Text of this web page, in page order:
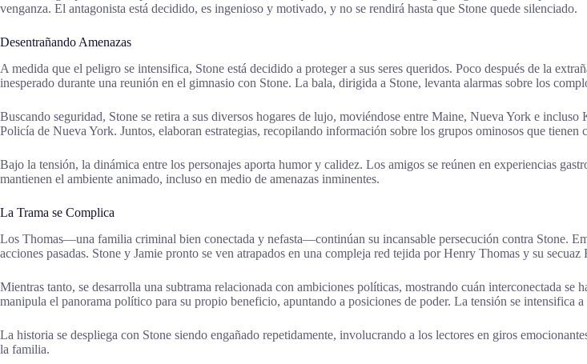
venganza. El antagonista está decidido, es ingenioso y motivado, y no se rendirá hasta que Stone quede silenciado.
Desentrañando Amenazas
A medida que el peligro se intensifica, Stone está decidido a proteger a sus seres queridos. Poco después de la
inesperado durante una reunión en el gimnasio con Stone. La bala, dirigida a Stone, levanta alarmas sobre los
Buscando seguridad, Stone se retira a sus diversos hogares de lujo, moviéndose entre Maine, Nueva York e
Policía de Nueva York. Juntos, elaboran estrategias, recopilando información sobre los grupos ominosos que
Bajo la tensión, la dinámica entre los personajes aporta humor y calidez. Los amigos se reúnen en experiencias
mantienen el ambiente animado, incluso en medio de amenazas inminentes.
La Trama se Complica
Los Thomas—una familia criminal bien conectada y nefasta—continúan su incansable persecución contra Stone.
acciones pasadas. Stone y Jamie pronto se ven atrapados en una compleja red tejida por Henry Thomas y su secuaz
Mientras tanto, se desarrolla una subtrama relacionada con ambiciones políticas, mostrando cuán interconectada
manipula el panorama político para su propio beneficio, apuntando a posiciones de poder. La tensión se intensifica
La historia se despliega con Stone siendo engañado repetidamente, involucrando a los lectores en giros
la familia.